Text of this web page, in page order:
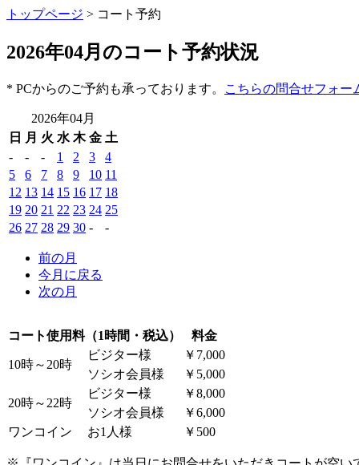
トップページ > コート予約
2026年04月のコート予約状況
* PCからのご予約も承っております。 こちらの問合せフォー
2026年04月
日
月 火 水 木 金 土
-
- - 1 2 3
4
5
6 7 8 9 10 11
12 13 14 15 16 17 18
19 20 21 22 23 24 25
26 27 28 29 30 - -
前の月
今月に戻る
次の月
コート使用料（1時間・税込） 料金
10時～20時
ビジター様
￥7,000
ソシオ会員様
￥5,000
20時～22時
ビジター様
￥8,000
ソシオ会員様
￥6,000
ワンコイン
お1人様 ￥500